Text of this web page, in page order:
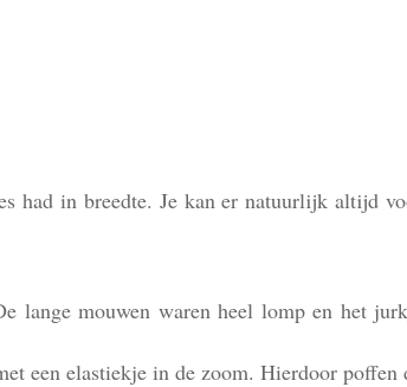
had in breedte. Je kan er natuurlijk altijd
lange mouwen waren heel lomp en het
een elastiekje in de zoom. Hierdoor poffen